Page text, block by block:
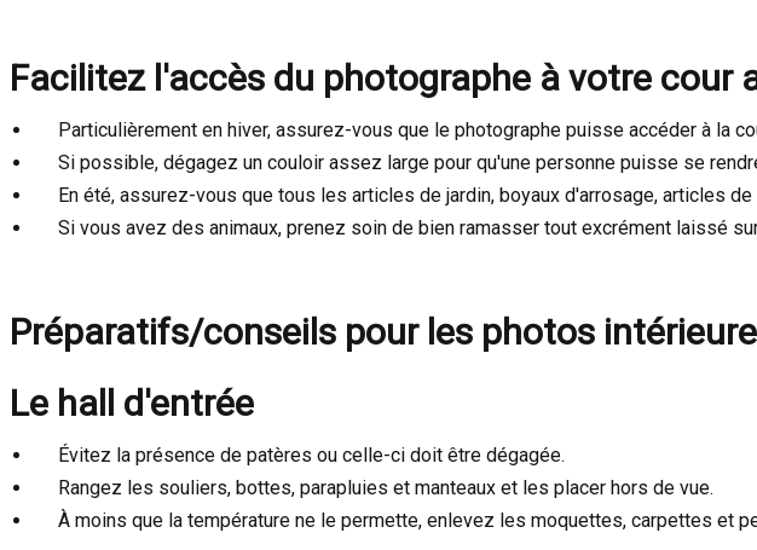
Facilitez l'accès du photographe à votre cour
Particulièrement en hiver, assurez-vous que le photographe puisse accéder à la
Si possible, dégagez un couloir assez large pour qu'une personne puisse se
En été, assurez-vous que tous les articles de jardin, boyaux d'arrosage, articles
Si vous avez des animaux, prenez soin de bien ramasser tout excrément laissé
Préparatifs/conseils pour les photos
Le hall d'entrée
Évitez la présence de patères ou celle-ci doit être dégagée.
Rangez les souliers, bottes, parapluies et manteaux et les placer hors de vue.
À moins que la température ne le permette, enlevez les moquettes, carpettes et